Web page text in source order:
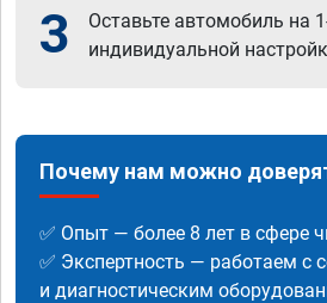
3
Оставьте автомобиль на
индивидуальной
Почему нам можно
✅ Опыт — более 8 лет в сфере
✅ Экспертность — работаем
и диагностическим